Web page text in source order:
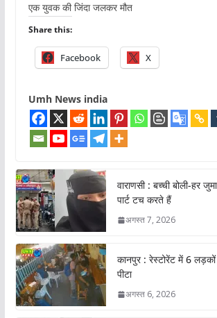
एक युवक की जिंदा जलकर मौत
Share this:
Facebook X
Umh News india
वाराणसी : बच्ची बोली-हर
पार्ट टच करते हैं
अगस्त 7, 2026
कानपुर : रेस्टोरेंट में 6
पीटा
अगस्त 6, 2026